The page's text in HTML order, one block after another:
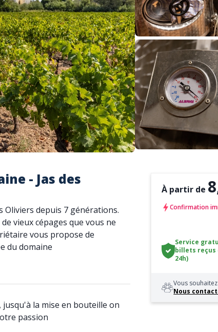
- Jas des
Oliviers depuis 7 générations.
vieux cépages que vous ne
vous propose de
du domaine
la mise en bouteille on
passion
À partir de
Confirmation
Service
billets reçus
24h)
Vous
Nous